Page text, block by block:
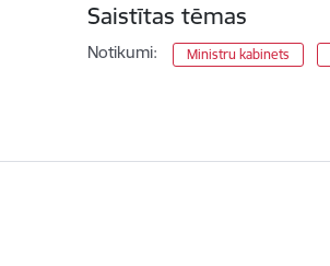
Saistītas tēmas
Notikumi: Ministru kabinets